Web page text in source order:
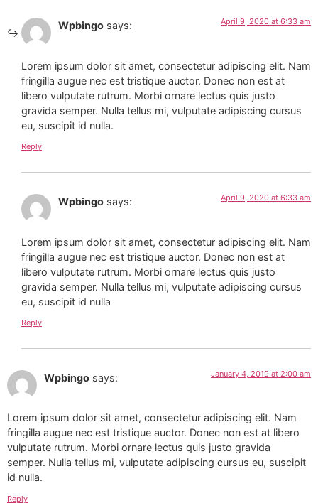
Wpbingo says: April 9, 2020 at 6:33 am
Lorem ipsum dolor sit amet, consectetur adipiscing elit. Nam
fringilla augue nec est tristique auctor. Donec non est at
libero vulputate rutrum. Morbi ornare lectus quis justo
gravida semper. Nulla tellus mi, vulputate adipiscing cursus
eu, suscipit id nulla.
Reply
Wpbingo says: April 9, 2020 at 6:33 am
Lorem ipsum dolor sit amet, consectetur adipiscing elit. Nam
fringilla augue nec est tristique auctor. Donec non est at
libero vulputate rutrum. Morbi ornare lectus quis justo
gravida semper. Nulla tellus mi, vulputate adipiscing cursus
eu, suscipit id nulla
Reply
Wpbingo says: January 4, 2019 at 2:00 am
Lorem ipsum dolor sit amet, consectetur adipiscing elit. Nam
fringilla augue nec est tristique auctor. Donec non est at libero
vulputate rutrum. Morbi ornare lectus quis justo gravida
semper. Nulla tellus mi, vulputate adipiscing cursus eu, suscipit
id nulla.
Reply